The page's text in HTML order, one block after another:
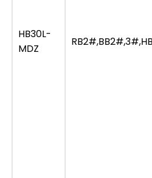
HB30L-
MDZ